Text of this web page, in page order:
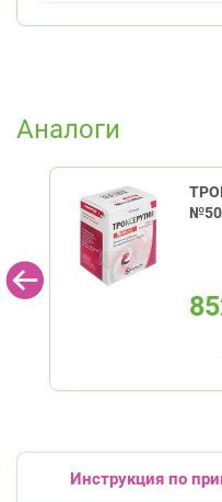
Аналоги
№50
Инструкция по